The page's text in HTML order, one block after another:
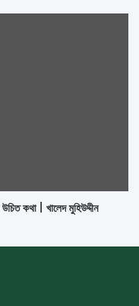
কথা | খালেদ মুহিউদ্দীন